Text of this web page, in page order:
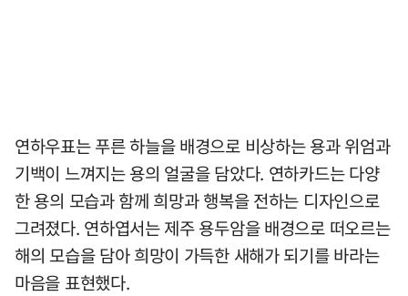
연하우표는 푸른 하늘을 배경으로 비상하는 용과 위엄과
기백이 느껴지는 용의 얼굴을 담았다. 연하카드는 다양
한 용의 모습과 함께 희망과 행복을 전하는 디자인으로
그려졌다. 연하엽서는 제주 용두암을 배경으로 떠오르는
해의 모습을 담아 희망이 가득한 새해가 되기를 바라는
마음을 표현했다.